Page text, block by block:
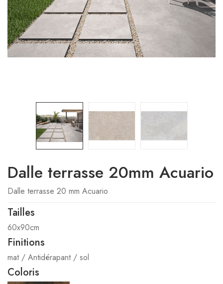
Dalle terrasse 20mm Acuario
Dalle terrasse 20 mm Acuario
Tailles
60x90cm
Finitions
mat / Antidérapant / sol
Coloris